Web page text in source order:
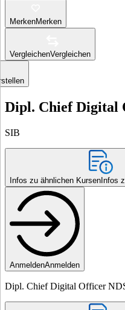
MerkenMerken
VergleichenVergleichen
Dipl. Chief Digital
SIB
Infos zu ähnlichen Kursen Infos
AnmeldenAnmelden
Dipl. Chief Digital Officer